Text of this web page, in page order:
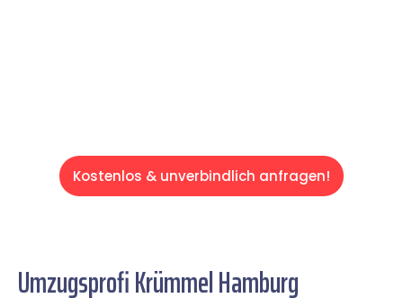
Kostenlos & unverbindlich anfragen!
Umzugsprofi Krümmel Hamburg